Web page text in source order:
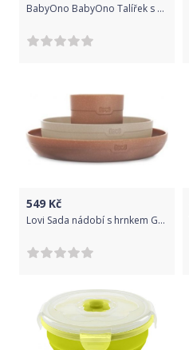
BabyOno BabyOno Talířek s přísavkou - modrá
549 Kč
Lovi Sada nádobí s hrnkem Granola - béžová, hnědá